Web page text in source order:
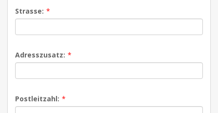
Strasse: *
Adresszusatz: *
Postleitzahl: *